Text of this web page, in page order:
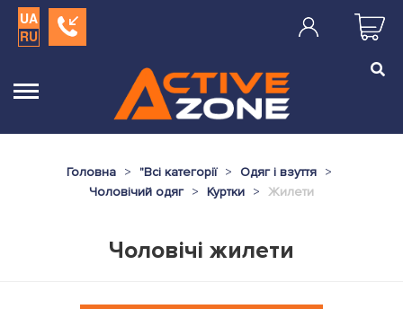
UA
RU
Головна Всі категорії
Одяг і взуття
Чоловічий одяг
Куртки Жилети
Чоловічі жилети